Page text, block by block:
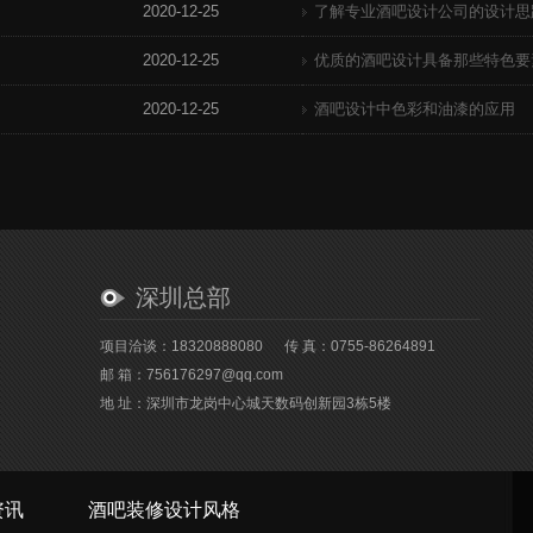
2020-12-25 了解专业酒吧设计公司的设计
2020-12-25 优质的酒吧设计具备那些特色
2020-12-25 酒吧设计中色彩和油漆的应用
深圳总部
项目洽谈：18320888080
传 真：0755-86264891
邮 箱：756176297@qq.com
地 址：深圳市龙岗中心城天数码创新园3栋5楼
讯 酒吧装修设计风格